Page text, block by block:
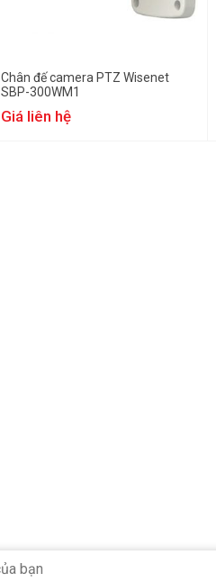
Chân đế camera PTZ Wisenet
SBP-300WM1
Giá liên hệ